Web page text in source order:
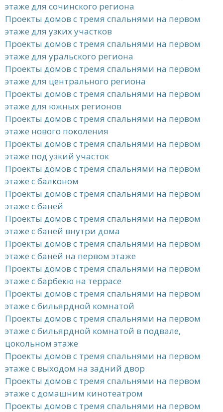
этаже для сочинского региона
Проекты домов с тремя спальнями на первом
этаже для узких участков
Проекты домов с тремя спальнями на первом
этаже для уральского региона
Проекты домов с тремя спальнями на первом
этаже для центрального региона
Проекты домов с тремя спальнями на первом
этаже для южных регионов
Проекты домов с тремя спальнями на первом
этаже нового поколения
Проекты домов с тремя спальнями на первом
этаже под узкий участок
Проекты домов с тремя спальнями на первом
этаже с балконом
Проекты домов с тремя спальнями на первом
этаже с баней
Проекты домов с тремя спальнями на первом
этаже с баней внутри дома
Проекты домов с тремя спальнями на первом
этаже с баней на первом этаже
Проекты домов с тремя спальнями на первом
этаже с барбекю на террасе
Проекты домов с тремя спальнями на первом
этаже с бильярдной комнатой
Проекты домов с тремя спальнями на первом
этаже с бильярдной комнатой в подвале,
цокольном этаже
Проекты домов с тремя спальнями на первом
этаже с выходом на задний двор
Проекты домов с тремя спальнями на первом
этаже с домашним кинотеатром
Проекты домов с тремя спальнями на первом